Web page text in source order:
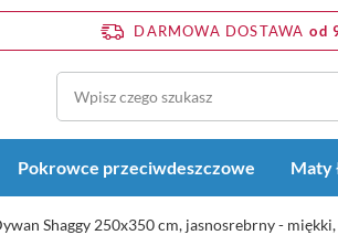
DARMOWA DOSTAWA od
Pokrowce przeciwdeszczowe Maty
Shaggy 250x350 cm, jasnosrebrny -